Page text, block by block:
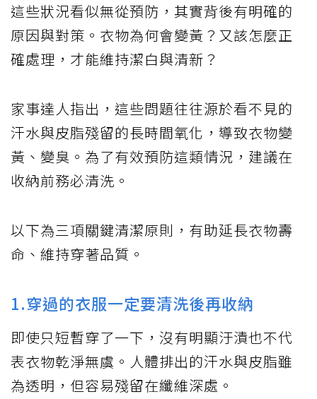
這些狀況看似無從預防，其實背後有明確的
原因與對策。衣物為何會變黃？又該怎麼正
確處理，才能維持潔白與清新？
家事達人指出，這些問題往往源於看不見的
汗水與皮脂殘留的長時間氧化，導致衣物變
黃、變臭。為了有效預防這類情況，建議在
收納前務必清洗。
以下為三項關鍵清潔原則，有助延長衣物壽
命、維持穿著品質。
1.穿過的衣服一定要清洗後再收納
即使只短暫穿了一下，沒有明顯汙漬也不代
表衣物乾淨無虞。人體排出的汗水與皮脂雖
為透明，但容易殘留在纖維深處。